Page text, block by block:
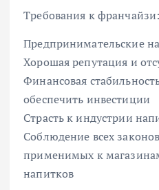
Требования к франчайзи:
Предпринимательские
Хорошая репутация и
Финансовая
обеспечить инвестиции
Страсть к индустрии
Соблюдение всех
применимых к
напитков